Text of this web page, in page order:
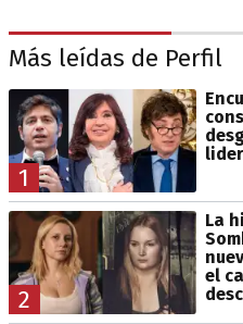
Más leídas de Perfil
1
2
La
el